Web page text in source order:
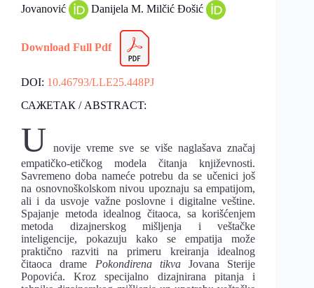
Jovanović
Danijela M. Milčić Đošić
Download Full Pdf
DOI: 10.46793/LLE25.448PJ
САЖЕТАК / ABSTRACT:
U
novije vreme sve se više naglašava značaj
empatičko-etičkog modela čitanja književnosti.
Savremeno doba nameće potrebu da se učenici još
na osnovnoškolskom nivou upoznaju sa empatijom,
ali i da usvoje važne poslovne i digitalne veštine.
Spajanje metoda idealnog čitaoca, sa korišćenjem
metoda dizajnerskog mišljenja i veštačke
inteligencije, pokazuju kako se empatija može
praktično razviti na primeru kreiranja idealnog
čitaoca drame Pokondirena tikva Jovana Sterije
Popovića. Kroz specijalno dizajnirana pitanja i